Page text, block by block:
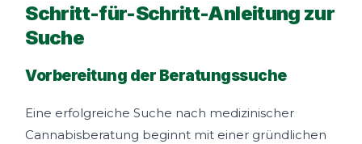
Schritt-für-Schritt-Anleitung zur
Suche
Vorbereitung der Beratungssuche
Eine erfolgreiche Suche nach medizinischer
Cannabisberatung beginnt mit einer gründlichen